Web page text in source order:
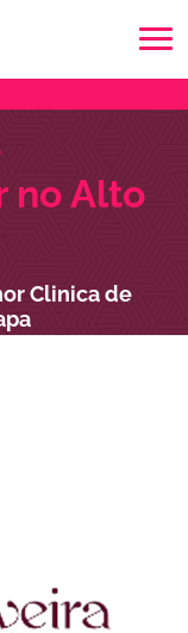
no Alto
Clinica de